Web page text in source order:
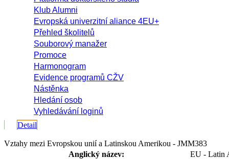
Klub Alumni
Evropská univerzitní aliance 4EU+
Přehled školitelů
Souborový manažer
Promoce
Harmonogram
Evidence programů CŽV
Nástěnka
Hledání osob
Vyhledávání loginů
Detail
Vztahy mezi Evropskou unií a Latinskou Amerikou - JMM383
Anglický název:
EU - Latin